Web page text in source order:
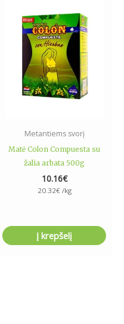
Metantiems svorį
Matė Colon Compuesta su
žalia arbata 500g
10.16€
20.32€/kg
Į krepšelį